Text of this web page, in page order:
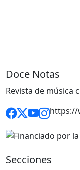
Doce Notas
Revista de música
https://
Secciones